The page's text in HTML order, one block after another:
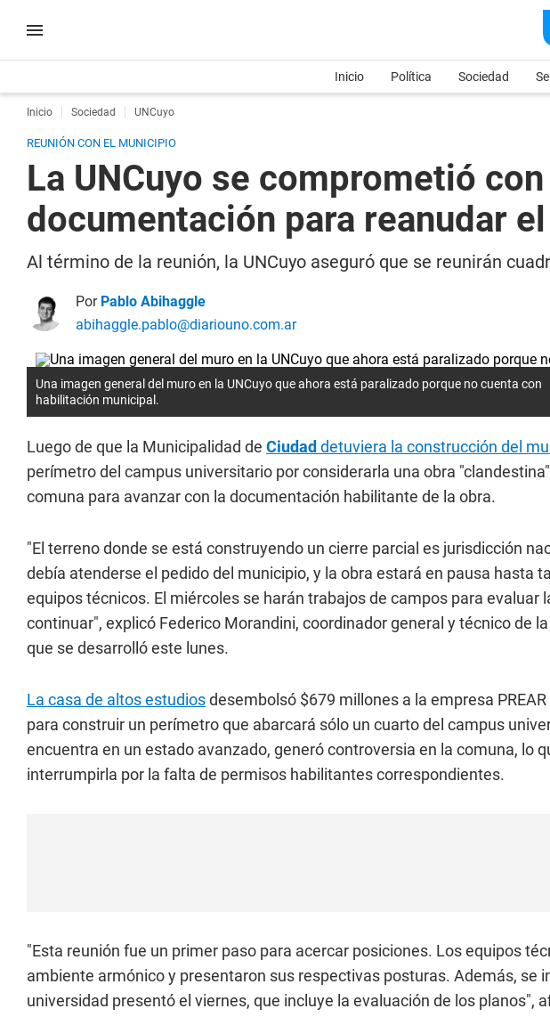
Inicio Política Sociedad
Inicio Sociedad UNCuyo
REUNIÓN CON EL MUNICIPIO
La UNCuyo se comprometió
documentación para reanudar
Al término de la reunión, la UNCuyo aseguró que se reunirán
Por Pablo Abihaggle
abihaggle.pablo@diariouno.com.ar
Una imagen general del muro en la UNCuyo que ahora está paralizado porque no cuenta con
habilitación municipal.
Luego de que la Municipalidad de Ciudad detuviera la construcción del
perímetro del campus universitario por considerarla una obra
comuna para avanzar con la documentación habilitante de la obra.
"El terreno donde se está construyendo un cierre parcial es jurisdicción
debía atenderse el pedido del municipio, y la obra estará en pausa hasta
equipos técnicos. El miércoles se harán trabajos de campos para evaluar
continuar", explicó Federico Morandini, coordinador general y técnico de
que se desarrolló este lunes.
La casa de altos estudiosdesembolsó $679 millones a la empresa
para construir un perímetro que abarcará sólo un cuarto del campus
encuentra en un estado avanzado, generó controversia en la comuna, lo
interrumpirla por la falta de permisos habilitantes correspondientes.
"Esta reunión fue un primer paso para acercar posiciones. Los equipos
ambiente armónico y presentaron sus respectivas posturas. Además, se
universidad presentó el viernes, que incluye la evaluación de los planos",